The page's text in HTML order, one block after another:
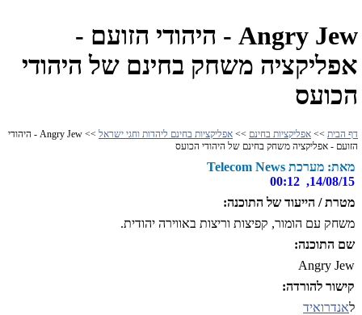
Angry Jew - היהודי הזועם -
אפליקציה משחק בחינם של היהודי
הכועס
דף הבית >> אפליקציות בחינם >> אפליקציות בחינם ליהדות וחגי ישראל
>> Angry Jew - היהודי
הזועם - אפליקציה משחק בחינם של היהודי הכועס
מאת: מערכת Telecom News
14/08/15, 00:12
מטרת / הייעוד של התוכנה:
משחק עם הומור, קפיצות וריצות באווירה יהודית.
שם התוכנה:
Angry Jew
קישור להורדה:
לאנדרואיד